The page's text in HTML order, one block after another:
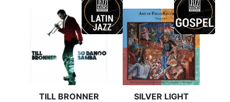
TILL BRONNER
SILVER LIGHT